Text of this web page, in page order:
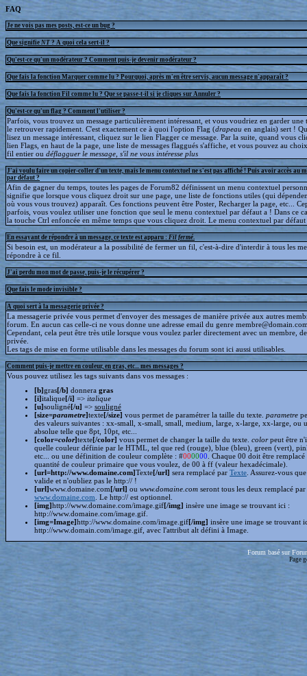
FAQ
Je ne vois pas mes posts, est-ce un bug ?
Que signifie NT ? A quoi cela sert-il ?
Qu'est-ce qu'un modérateur ? Comment puis-je devenir modérateur ?
Que fais la fonction Marquer comme lu ? Pourquoi, après m'en être servis, aucun message n'apparaît ?
Que fais la fonction Fil comme lu ? Que se passe-t-il si je cliques sur Annuler ?
Qu'est-ce qu'un flag ? Comment l'utiliser ?
Parfois, vous trouvez un message particulièrement intéressant, et vous voudriez en garder une
le retrouver rapidement. C'est exactement ce à quoi l'option Flag (drapeau en anglais) sert !
lisez un message intéressant, cliquez sur le lien Flagger ce message. Par la suite, quand vous
lien Flags, en haut de la page, une liste de messages flaggués s'affiche, et vous pouvez au
fil entier ou déflagguerle message, s'il ne vous intéresse plus
J'ai voulu faire un copier-coller d'un texte, mais le menu contextuel ne s'est pas affiché ! Puis avoir accès au
par défaut ?
Afin de gagner du temps, toutes les pages de Forum82 définissent un menu contextuel
signifie que lorsque vous cliquez droit sur une page, une liste de fonctions utiles (qui
où vous vous trouvez) apparaît. Ces fonctions peuvent être Poster, Recharger la page, etc...
parfois, vous voulez utiliser une fonction que seul le menu contextuel par défaut a ! Dans ce
la touche Ctrl enfoncée en même temps que vous cliquez droit. Le menu contextuel par
En essayant de répondre à un message, ce texte est apparu : Fil fermé
Si besoin est, un modérateur a la possibilité de fermer un fil, c'est-à-dire d'interdir à tous les
répondre à ce fil.
J'ai perdu mon mot de passe, puis-je le récupérer ?
Que fais le mode invisible ?
A quoi sert à la messagerie privée ?
La messagerie privée vous permet d'envoyer des messages de manière privée aux autres
forum. En aucun cas celle-ci ne vous donne une adresse email du genre
Cependant, cela peut être très utile lorsque vous voulez parler directement avec un membre,
privée.
Les tags de mise en forme utilisable dans les messages du forum sont ici aussi utilisables.
Comment puis-je mettre en couleur, en gras, etc... mes messages ?
Vous pouvez utilisez les tags suivants dans vos messages :
[b]gras[/b] donnera gras
[i]italique[/i] => italique
[u]souligné[/u] => souligné
[size=parametre]texte[/size] vous permet de paramétrer la taille du texte. parametre
des valeurs suivantes : xx-small, x-small, small, medium, large, x-large, xx-large, ou
absolue telle que 8pt, 10pt, etc...
[color=color]texte[/color] vous permet de changer la taille du texte. colorpeut être
quelle couleur définie par le HTML, tel que red (rouge), blue (bleu), green (vert),
etc... ou une définition de couleur complète : #000000 . Chaque 00 doit être
quantité de couleur primaire que vous voulez, de 00 à ff (valeur hexadécimale).
[url=http://www.domaine.com]Texte[/url] sera remplacé par Texte . Assurez-vous
valide et n'oubliez pas le http:// !
[url]www.domaine.com[/url] ou www.domaine.com seront tous les deux remplacé par
www.domaine.com . Le http:// est optionnel.
[img]http://www.domaine.com/image.gif[/img] insère une image se trouvant ici :
http://www.domaine.com/image.gif.
[img=Image]http://www.domaine.com/image.gif[/img] insère une image se trouvant
http://www.domain.com/image.gif, avec l'attribut alt défini à Image.
Forum basé sur
Page